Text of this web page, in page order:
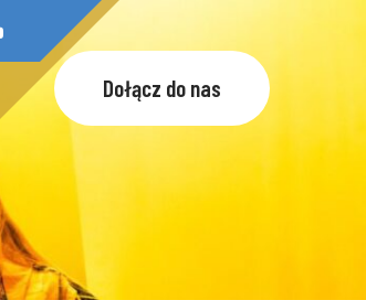
Dołącz do nas